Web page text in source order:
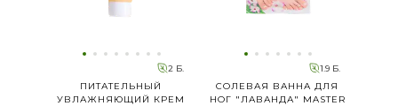
2 Б.
ПИТАТЕЛЬНЫЙ
УВЛАЖНЯЮЩИЙ КРЕМ
1.9 Б.
СОЛЕВАЯ ВАННА ДЛЯ
НОГ "ЛАВАНДА" MASTER